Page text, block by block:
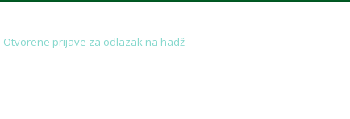
Otvorene prijave za odlazak na hadž